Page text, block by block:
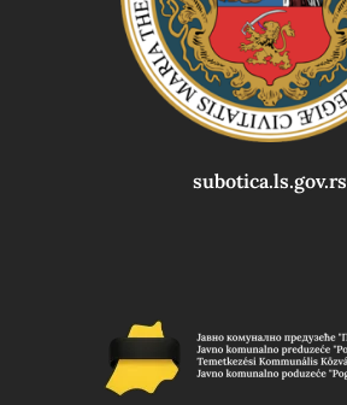
subotica.ls.gov.rs